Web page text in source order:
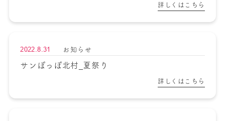
詳しくはこちら
2022.8.31 お知らせ
サンぽっぽ北村_夏祭り
詳しくはこちら